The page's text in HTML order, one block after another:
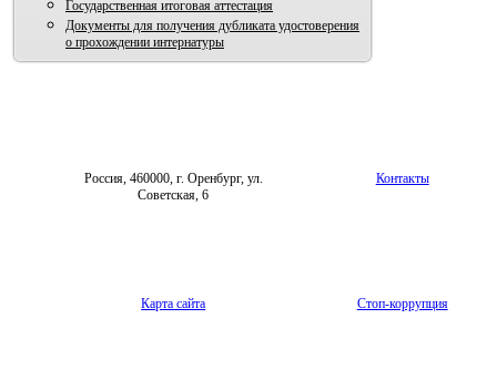
Государственная итоговая аттестация
Документы для получения дубликата удостоверения
о прохождении интернатуры
Россия, 460000, г. Оренбург, ул.
Советская, 6
Контакты
Карта сайта Стоп-коррупция